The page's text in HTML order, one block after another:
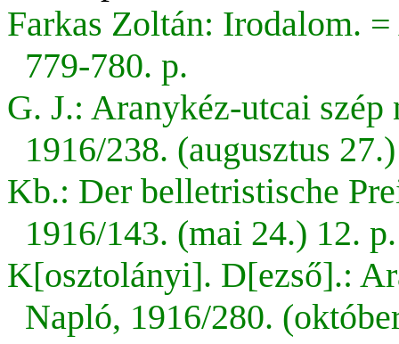
Farkas Zoltán: Irodalom.
779-780. p.
G. J.: Aranykéz-utcai
1916/238. (augusztus
Kb.: Der belletristische
1916/143. (mai 24.) 12. p.
K[osztolányi]. D[ezső].:
Napló, 1916/280.